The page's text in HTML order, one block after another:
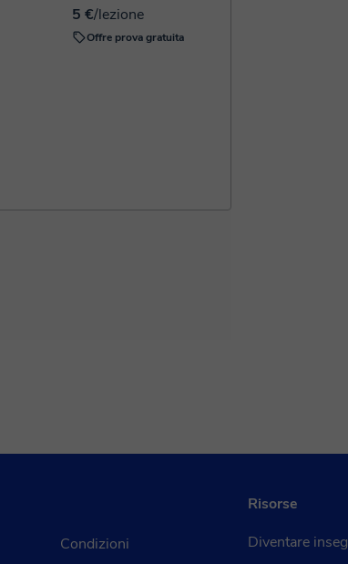
5 €/lezione
Offre prova gratuita
Condizioni
Risorse
Diventare